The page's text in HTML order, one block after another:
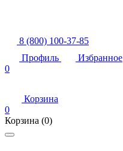
8 (800) 100-37-85
Профиль
Избранное
0
Корзина
0
Корзина (0)